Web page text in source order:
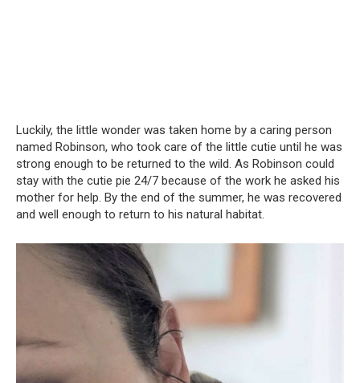
Luckily, the little wonder was taken home by a caring person
named Robinson, who took care of the little cutie until he was
strong enough to be returned to the wild. As Robinson could
stay with the cutie pie 24/7 because of the work he asked his
mother for help. By the end of the summer, he was recovered
and well enough to return to his natural habitat.